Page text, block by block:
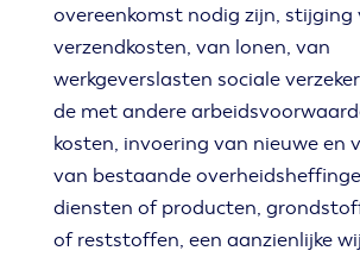
overeenkomst nodig zijn, stijging
verzendkosten, van lonen, van
werkgeverslasten sociale
de met andere
kosten, invoering van nieuwe en
van bestaande
diensten of producten,
of reststoffen, een aanzienlijke